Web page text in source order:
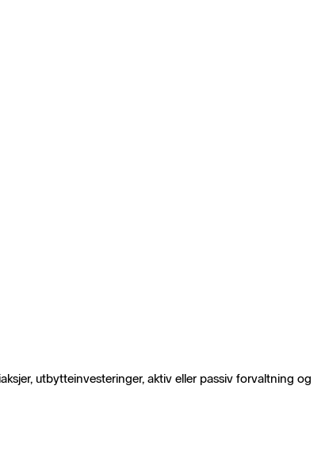
utbytteinvesteringer, aktiv eller passiv forvaltning og